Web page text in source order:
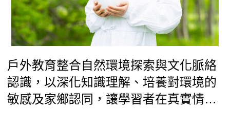
戶外教育整合自然環境探索與文化脈絡
認識，以深化知識理解、培養對環境的
敏感及家鄉認同，讓學習者在真實情境